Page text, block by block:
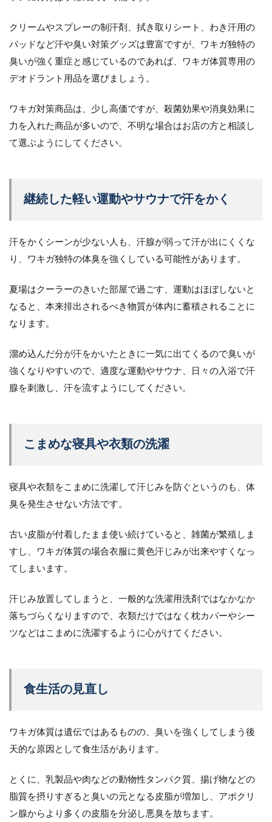
クリームやスプレーの制汗剤、拭き取りシート、わき汗用の
パッドなど汗や臭い対策グッズは豊富ですが、ワキガ独特の
臭いが強く重症と感じているのであれば、ワキガ体質専用の
デオドラント用品を選びましょう。
ワキガ対策商品は、少し高価ですが、殺菌効果や消臭効果に
力を入れた商品が多いので、不明な場合はお店の方と相談し
て選ぶようにしてください。
継続した軽い運動やサウナで汗をかく
汗をかくシーンが少ない人も、汗腺が弱って汗が出にくくな
り、ワキガ独特の体臭を強くしている可能性があります。
夏場はクーラーのきいた部屋で過ごす、運動はほぼしないと
なると、本来排出されるべき物質が体内に蓄積されることに
なります。
溜め込んだ分が汗をかいたときに一気に出てくるので臭いが
強くなりやすいので、適度な運動やサウナ、日々の入浴で汗
腺を刺激し、汗を流すようにしてください。
こまめな寝具や衣類の洗濯
寝具や衣類をこまめに洗濯して汗じみを防ぐというのも、体
臭を発生させない方法です。
古い皮脂が付着したまま使い続けていると、雑菌が繁殖しま
すし、ワキガ体質の場合衣服に黄色汗じみが出来やすくなっ
てしまいます。
汗じみ放置してしまうと、一般的な洗濯用洗剤ではなかなか
落ちづらくなりますので、衣類だけではなく枕カバーやシー
ツなどはこまめに洗濯するように心がけてください。
食生活の見直し
ワキガ体質は遺伝ではあるものの、臭いを強くしてしまう後
天的な原因として食生活があります。
とくに、乳製品や肉などの動物性タンパク質、揚げ物などの
脂質を摂りすぎると臭いの元となる皮脂が増加し、アポクリ
ン腺からより多くの皮脂を分泌し悪臭を放ちます。